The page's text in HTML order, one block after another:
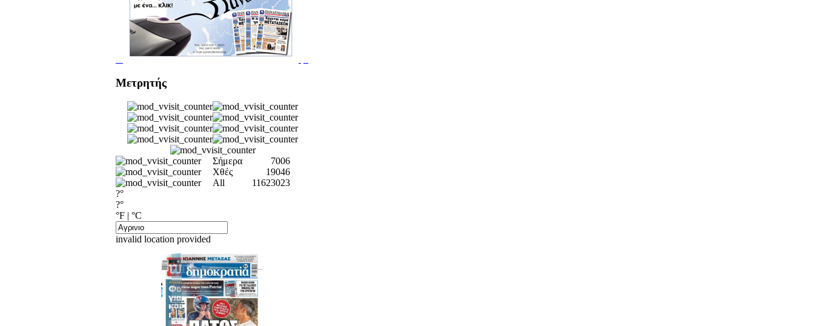
Μετρητής
Σήμερα
7006
Χθές
19046
All
11623023
?°
?°
°F | °C
invalid location provided